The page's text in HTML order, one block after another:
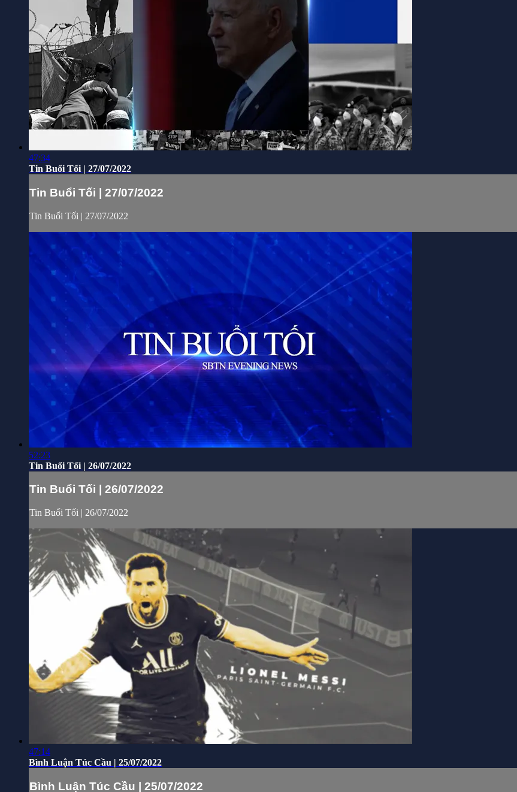
47:34
Tin Buổi Tối | 27/07/2022
Tin Buổi Tối | 27/07/2022
Tin Buổi Tối | 27/07/2022
52:23
Tin Buổi Tối | 26/07/2022
Tin Buổi Tối | 26/07/2022
Tin Buổi Tối | 26/07/2022
47:14
Bình Luận Túc Cầu | 25/07/2022
Bình Luận Túc Cầu | 25/07/2022